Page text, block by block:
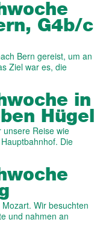
G4b/c
Bern gereist, um an
Ziel war es, die
in
Hügel
unsere Reise wie
Die
Wir besuchten
und nahmen an